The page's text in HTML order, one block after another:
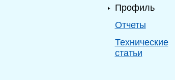
Профиль
Отчеты
Технические
статьи